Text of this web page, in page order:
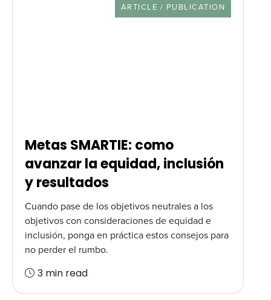
RESOURCE TYPE
ARTICLE / PUBLICATION
Metas SMARTIE: como
avanzar la equidad, inclusión
y resultados
Cuando pase de los objetivos neutrales a los
objetivos con consideraciones de equidad e
inclusión, ponga en práctica estos consejos para
no perder el rumbo.
3 min read